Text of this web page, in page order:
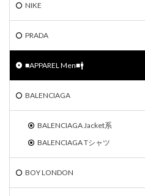
NIKE
PRADA
■APPAREL Men■🚹
BALENCIAGA
BALENCIAGA Jacket系
BALENCIAGA Tシャツ
BOY LONDON